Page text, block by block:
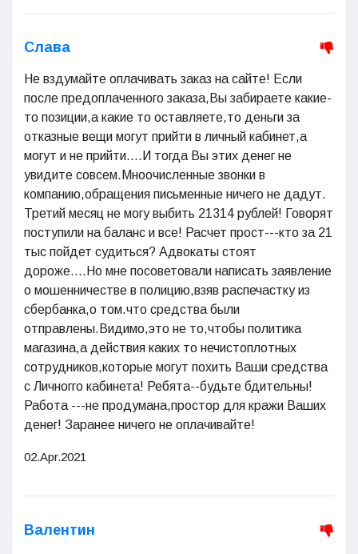
Слава
Не вздумайте оплачивать заказ на сайте! Если
после предоплаченного заказа,Вы забираете какие-
то позиции,а какие то оставляете,то деньги за
отказные вещи могут прийти в личный кабинет,а
могут и не прийти....И тогда Вы этих денег не
увидите совсем.Мноочисленные звонки в
компанию,обращения письменные ничего не дадут.
Третий месяц не могу выбить 21314 рублей! Говорят
поступили на баланс и все! Расчет прост---кто за 21
тыс пойдет судиться? Адвокаты стоят
дороже....Но мне посоветовали написать заявление
о мошенничестве в полицию,взяв распечастку из
сбербанка,о том.что средства были
отправлены.Видимо,это не то,чтобы политика
магазина,а действия каких то нечистоплотных
сотрудников,которые могут похить Ваши средства
с Личногго кабинета! Ребята--будьте бдительны!
Работа ---не продумана,простор для кражи Ваших
денег! Заранее ничего не оплачивайте!
02.Apr.2021
Валентин